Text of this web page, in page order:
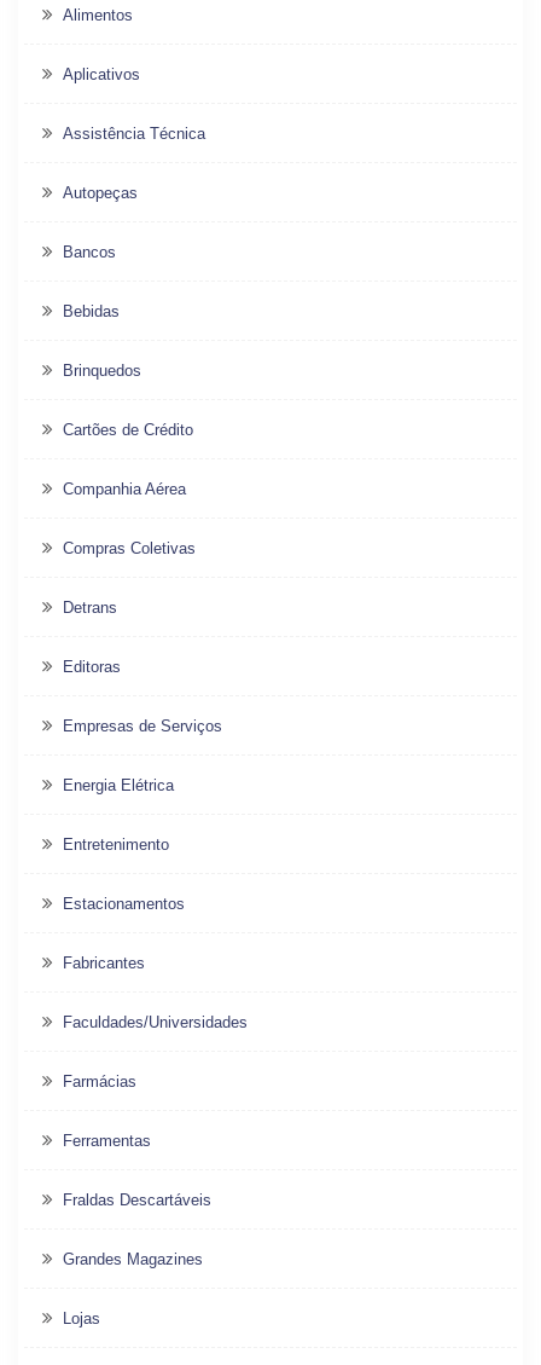
Alimentos
Aplicativos
Assistência Técnica
Autopeças
Bancos
Bebidas
Brinquedos
Cartões de Crédito
Companhia Aérea
Compras Coletivas
Detrans
Editoras
Empresas de Serviços
Energia Elétrica
Entretenimento
Estacionamentos
Fabricantes
Faculdades/Universidades
Farmácias
Ferramentas
Fraldas Descartáveis
Grandes Magazines
Lojas